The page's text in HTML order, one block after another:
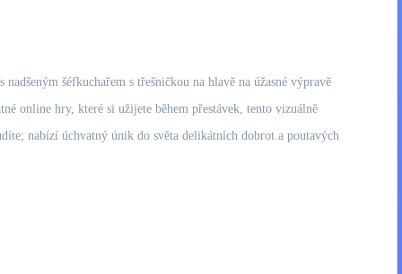
šéfkuchařem s třešničkou na hlavě na úžasné výpravě
online hry, které si užijete během přestávek, tento vizuálně
nabízí úchvatný únik do světa delikátních dobrot a poutavých